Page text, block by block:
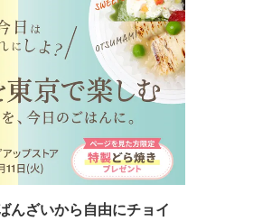
んざいから自由にチョイ